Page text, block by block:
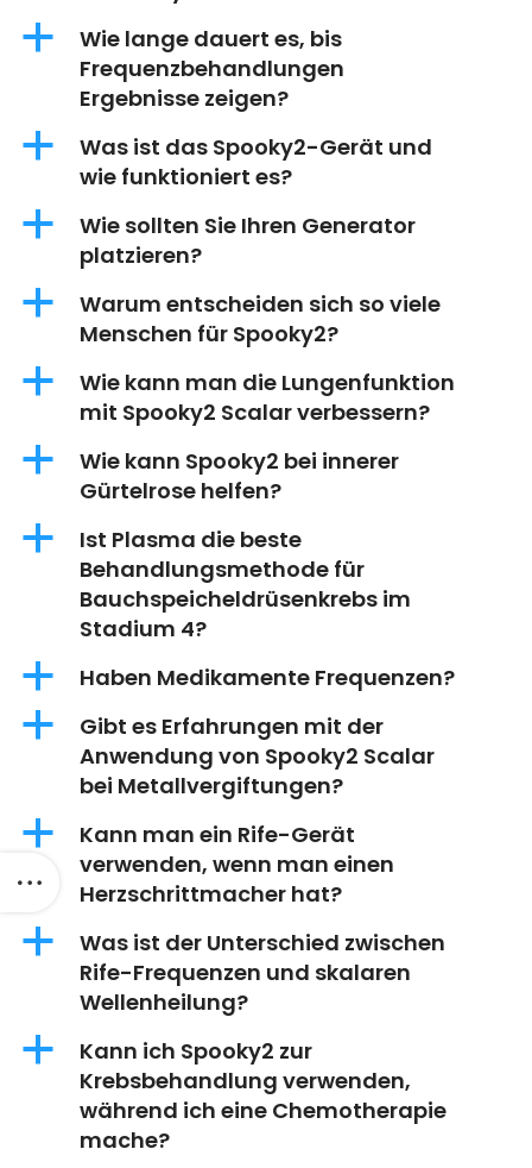
a
Wie lange dauert es, bis
Frequenzbehandlungen
Ergebnisse zeigen?
a
Was ist das Spooky2-Gerät und
wie funktioniert es?
a
Wie sollten Sie Ihren Generator
platzieren?
a
Warum entscheiden sich so viele
Menschen für Spooky2?
a
Wie kann man die Lungenfunktion
mit Spooky2 Scalar verbessern?
a
Wie kann Spooky2 bei innerer
Gürtelrose helfen?
a
Ist Plasma die beste
Behandlungsmethode für
Bauchspeicheldrüsenkrebs im
Stadium 4?
a Haben Medikamente Frequenzen?
a
Gibt es Erfahrungen mit der
Anwendung von Spooky2 Scalar
bei Metallvergiftungen?
a
Kann man ein Rife-Gerät
verwenden, wenn man einen
Herzschrittmacher hat?
a
Was ist der Unterschied zwischen
Rife-Frequenzen und skalaren
Wellenheilung?
a
Kann ich Spooky2 zur
Krebsbehandlung verwenden,
während ich eine Chemotherapie
mache?